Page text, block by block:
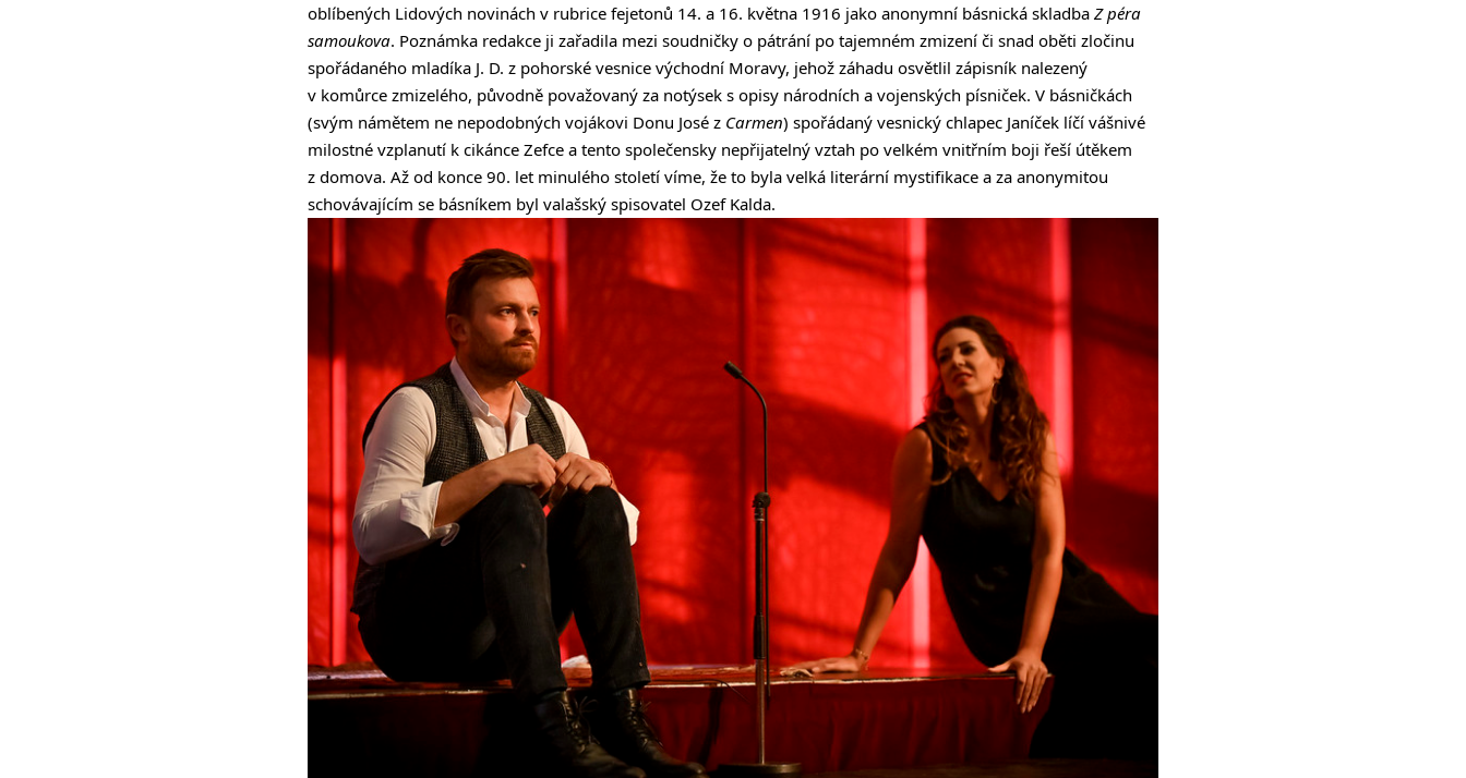
oblíbených Lidových novinách v rubrice fejetonů 14. a 16. května 1916 jako anonymní básnická skladba Z péra
samoukova. Poznámka redakce ji zařadila mezi soudničky o pátrání po tajemném zmizení či snad oběti zločinu
spořádaného mladíka J. D. z pohorské vesnice východní Moravy, jehož záhadu osvětlil zápisník nalezený
v komůrce zmizelého, původně považovaný za notýsek s opisy národních a vojenských písniček. V básničkách
(svým námětem ne nepodobných vojákovi Donu José z Carmen) spořádaný vesnický chlapec Janíček líčí vášnivé
milostné vzplanutí k cikánce Zefce a tento společensky nepřijatelný vztah po velkém vnitřním boji řeší útěkem
z domova. Až od konce 90. let minulého století víme, že to byla velká literární mystifikace a za anonymitou
schovávajícím se básníkem byl valašský spisovatel Ozef Kalda.